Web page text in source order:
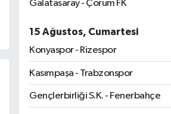
Galatasaray - Çorum FK
15 Ağustos, Cumartesi
Konyaspor - Rizespor
Kasımpaşa - Trabzonspor
Gençlerbirliği S.K. - Fenerbahçe